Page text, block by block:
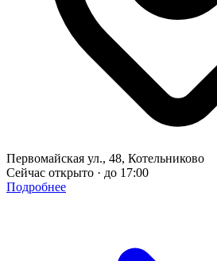
Первомайская ул., 48, Котельниково
Сейчас открыто · до 17:00
Подробнее